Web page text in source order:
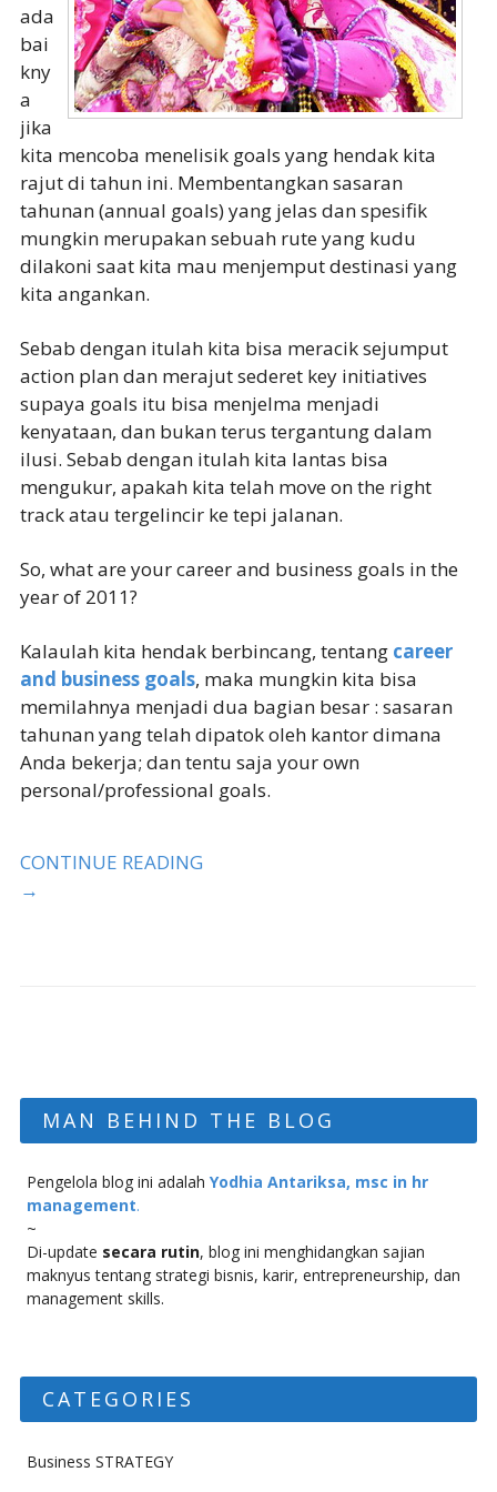
ada
bai
kny
a
jika
kita mencoba menelisik goals yang hendak kita
rajut di tahun ini. Membentangkan sasaran
tahunan (annual goals) yang jelas dan spesifik
mungkin merupakan sebuah rute yang kudu
dilakoni saat kita mau menjemput destinasi yang
kita angankan.
Sebab dengan itulah kita bisa meracik sejumput
action plan dan merajut sederet key initiatives
supaya goals itu bisa menjelma menjadi
kenyataan, dan bukan terus tergantung dalam
ilusi. Sebab dengan itulah kita lantas bisa
mengukur, apakah kita telah move on the right
track atau tergelincir ke tepi jalanan.
So, what are your career and business goals in the
year of 2011?
Kalaulah kita hendak berbincang, tentang career
and business goals, maka mungkin kita bisa
memilahnya menjadi dua bagian besar : sasaran
tahunan yang telah dipatok oleh kantor dimana
Anda bekerja; dan tentu saja your own
personal/professional goals.
CONTINUE READING
→
MAN BEHIND THE BLOG
Pengelola blog ini adalah Yodhia Antariksa, msc in hr
management.
~
Di-update secara rutin, blog ini menghidangkan sajian
maknyus tentang strategi bisnis, karir, entrepreneurship, dan
management skills.
CATEGORIES
Business STRATEGY